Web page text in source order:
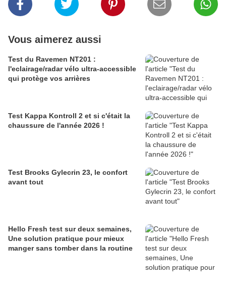
Vous aimerez aussi
Test du Ravemen NT201 :
l'eclairage/radar vélo ultra-accessible
qui protège vos arrières
Test Kappa Kontroll 2 et si c'était la
chaussure de l'année 2026 !
Test Brooks Gylecrin 23, le confort
avant tout
Hello Fresh test sur deux semaines,
Une solution pratique pour mieux
manger sans tomber dans la routine